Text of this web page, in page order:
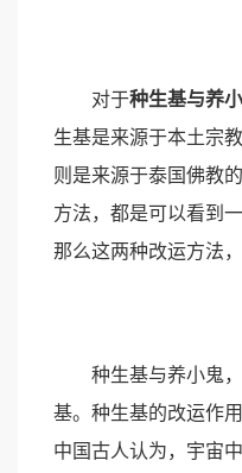
对于种生基与养
生基是来源于本土宗
则是来源于泰国佛教
方法，都是可以看到
那么这两种改运方法
种生基与养小鬼，
基。种生基的改运作
中国古人认为，宇宙